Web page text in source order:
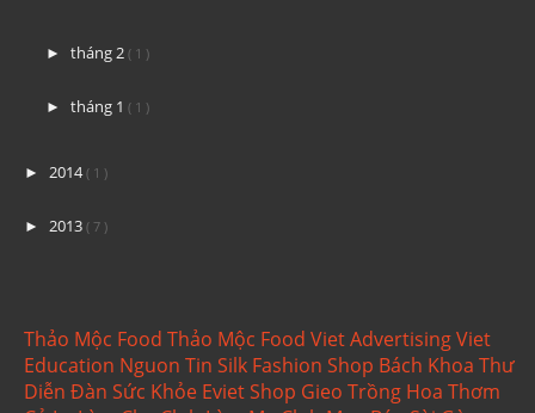
►tháng 2( 1 )
►tháng 1( 1 )
► 2014( 1 )
► 2013 ( 7 )
Thảo Mộc Food Thảo Mộc Food Viet AdvertisingViet
Education Nguon Tin Silk Fashion Shop Bách Khoa Thư
Diễn Đàn Sức Khỏe Eviet Shop Gieo Trồng Hoa Thơm